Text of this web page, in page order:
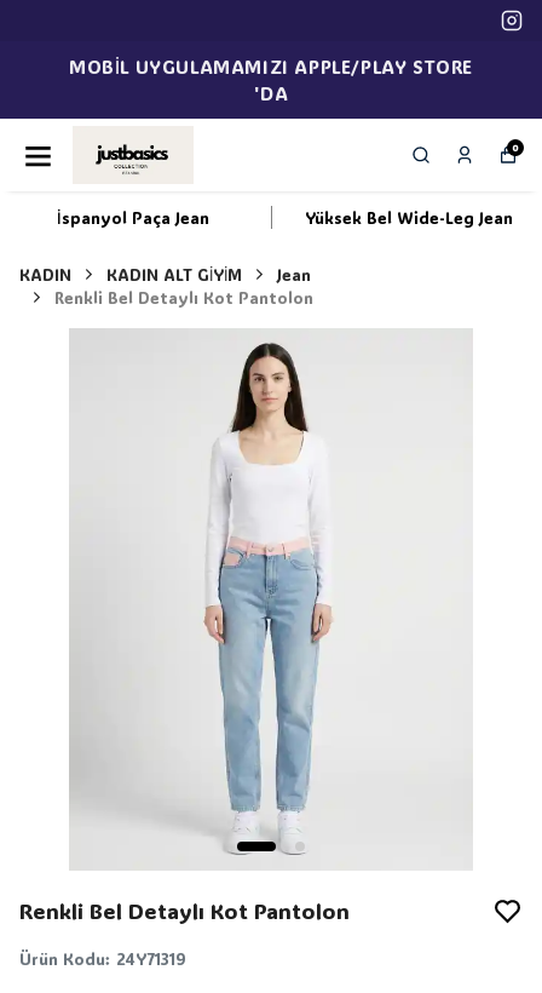
MOBİL UYGULAMAMIZI APPLE/PLAY STORE
'DA
0
İspanyol Paça Jean Yüksek Bel Wide-Leg Jean
KADIN KADIN ALT GİYİM
Jean
Renkli Bel Detaylı Kot Pantolon
Renkli Bel Detaylı Kot Pantolon
Ürün Kodu: 24Y71319